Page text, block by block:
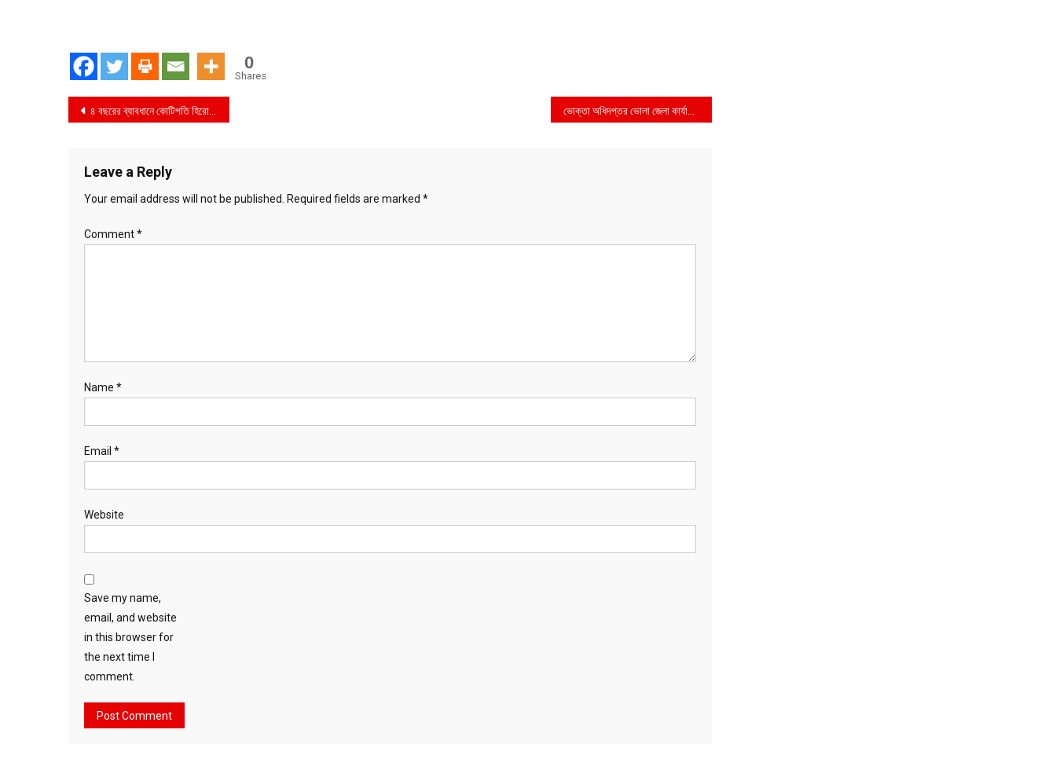
0
Shares
Post
৪ বছরের ব্যাবধানে কোটিপতি হিরো আলম! ভোক্তা অধিদপ্তর ভোলা জেলা কার্যালয়ের বাজার তদারকি অভিযানে ২ টি প্রতিষ্ঠান কে জরিমানা
Leave a Reply
Your email address will not be published. Required fields are marked *
Comment*
Name *
Email *
Website
Save my name,
email, and website
in this browser for
the next time I
comment.